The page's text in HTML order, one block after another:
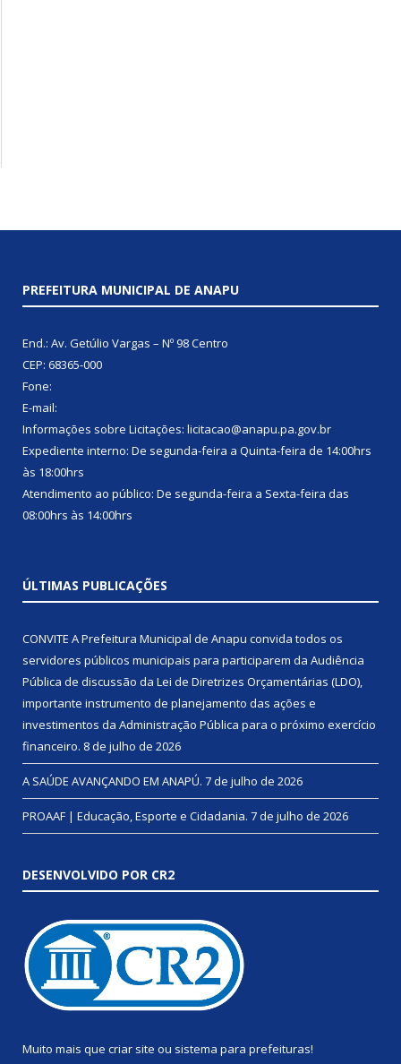
PREFEITURA MUNICIPAL DE ANAPU
End.: Av. Getúlio Vargas – Nº 98 Centro
CEP: 68365-000
Fone:
E-mail:
Informações sobre Licitações: licitacao@anapu.pa.gov.br
Expediente interno: De segunda-feira a Quinta-feira de 14:00hrs
às 18:00hrs
Atendimento ao público: De segunda-feira a Sexta-feira das
08:00hrs às 14:00hrs
ÚLTIMAS PUBLICAÇÕES
CONVITE A Prefeitura Municipal de Anapu convida todos os
servidores públicos municipais para participarem da Audiência
Pública de discussão da Lei de Diretrizes Orçamentárias (LDO),
importante instrumento de planejamento das ações e
investimentos da Administração Pública para o próximo exercício
financeiro. 8 de julho de 2026
A SAÚDE AVANÇANDO EM ANAPÚ. 7 de julho de 2026
PROAAF | Educação, Esporte e Cidadania. 7 de julho de 2026
DESENVOLVIDO POR CR2
Muito mais que criar site ou sistema para prefeituras!